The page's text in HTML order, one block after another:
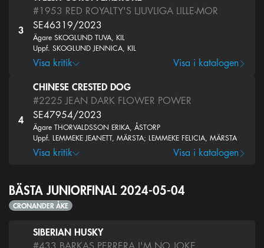
3
#1953 RED ROYALTY'S LJUVLIGA LILLE-MOR
SE46319/2023
Ägare SKOGLUND TUVA, KIL
Uppf. SKOGLUND JENNICA, KIL
Visa kritik Visa i katalogen
4
CHINESE CRESTED DOG
#2225 JEAN DARK FLOWER POWER
SE47954/2023
Ägare THORVALDSSON ERIKA, ÅSTORP
Uppf. LEMMEKE JEANETT, MÄRSTA; LEMMEKE FELICIA, MÄRSTA
Visa kritik Visa i katalogen
BÄSTA JUNIORFINAL 2024-05-04
CRONANDER ÅKE
SIBERIAN HUSKY